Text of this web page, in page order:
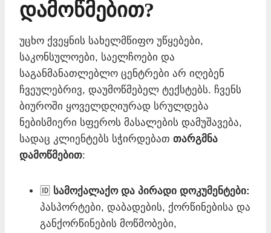
დამოწმებით?
უცხო ქვეყნის სახელმწიფო უწყებები,
საკონსულოები, საელჩოები და
საგანმანათლებლო ცენტრები არ იღებენ
ჩვეულებრივ, დაუმოწმებელ ტექსტებს. ჩვენს
ბიუროში ყოველდღიურად სრულდება
ნებისმიერი სფეროს მასალების დამუშავება,
სადაც კლიენტებს სჭირდებათ თარგმნა
დამოწმებით:
🆔 სამოქალაქო და პირადი დოკუმენტები:
პასპორტები, დაბადების, ქორწინებისა და
განქორწინების მოწმობები,